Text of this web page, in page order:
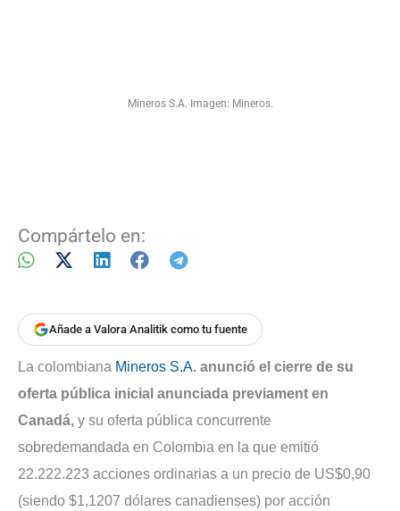
Mineros S.A. Imagen: Mineros.
Compártelo en:
Añade a Valora Analitik como tu fuente
La colombiana Mineros S.A. anunció el cierre de su
oferta pública inicial anunciada previament en
Canadá, y su oferta pública concurrente
sobredemandada en Colombia en la que emitió
22.222.223 acciones ordinarias a un precio de US$0,90
(siendo $1,1207 dólares canadienses) por acción